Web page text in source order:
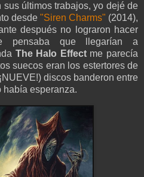
últimos trabajos, yo dejé de
desde "Siren Charms" (2014),
después no lograron hacer
pensaba que llegarían a
The Halo Effectme parecía
suecos eran los estertores de
discos banderon entre
había esperanza.